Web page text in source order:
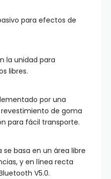
para efectos de
la unidad para
libres.
por una
de goma
para fácil transporte.
basa en un área libre
y en línea recta
V5.0.